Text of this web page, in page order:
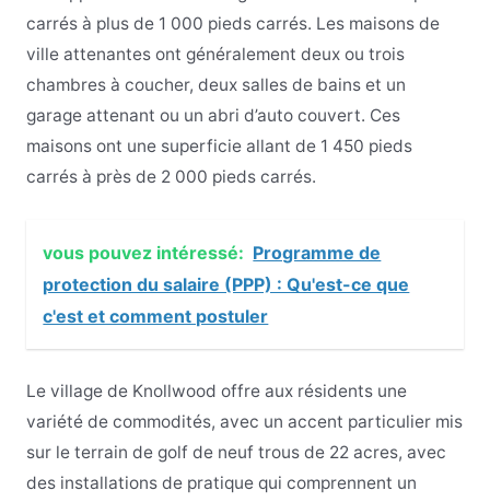
carrés à plus de 1 000 pieds carrés. Les maisons de
ville attenantes ont généralement deux ou trois
chambres à coucher, deux salles de bains et un
garage attenant ou un abri d’auto couvert. Ces
maisons ont une superficie allant de 1 450 pieds
carrés à près de 2 000 pieds carrés.
vous pouvez intéressé: Programme de
protection du salaire (PPP) : Qu'est-ce que
c'est et comment postuler
Le village de Knollwood offre aux résidents une
variété de commodités, avec un accent particulier mis
sur le terrain de golf de neuf trous de 22 acres, avec
des installations de pratique qui comprennent un